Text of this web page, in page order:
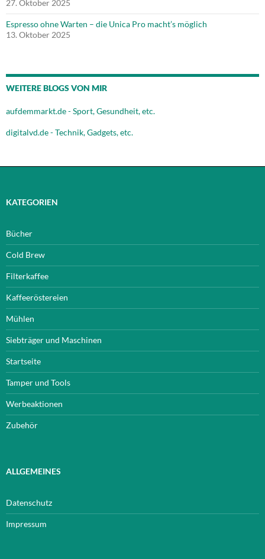
27. Oktober 2025
Espresso ohne Warten – die Unica Pro macht’s möglich
13. Oktober 2025
WEITERE BLOGS VON MIR
aufdemmarkt.de - Sport, Gesundheit, etc.
digitalvd.de - Technik, Gadgets, etc.
KATEGORIEN
Bücher
Cold Brew
Filterkaffee
Kaffeeröstereien
Mühlen
Siebträger und Maschinen
Startseite
Tamper und Tools
Werbeaktionen
Zubehör
ALLGEMEINES
Datenschutz
Impressum